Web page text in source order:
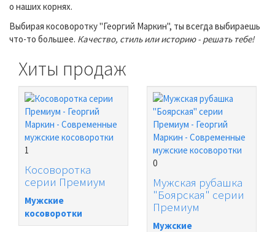
о наших корнях.
Выбирая косоворотку "Георгий Маркин", ты всегда выбираешь
что-то большее. Качество, стиль или историю - решать тебе!
Хиты продаж
1
Косоворотка
серии Премиум
Мужские
косоворотки
0
Мужская рубашка
"Боярская" серии
Премиум
Мужские